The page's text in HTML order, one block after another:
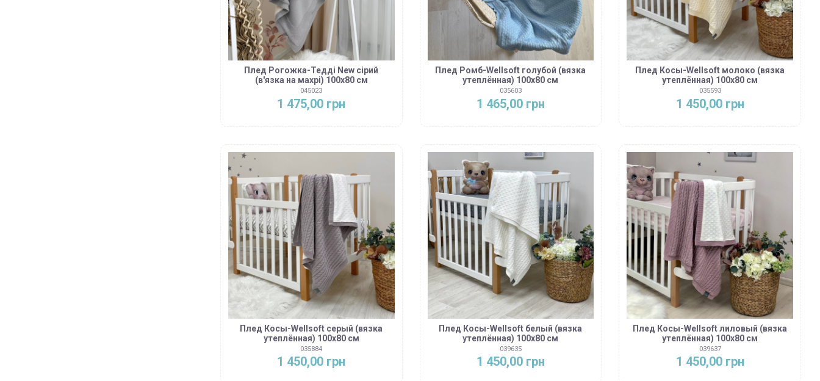
Плед Рогожка-Тедді New сірий
(в'язка на махрі) 100х80 см
045023
1 475,00 грн
Плед Ромб-Wellsoft голубой (вязка
утеплённая) 100х80 см
035603
1 465,00 грн
Плед Косы-Wellsoft молоко (вязка
утеплённая) 100х80 см
035593
1 450,00 грн
Плед Косы-Wellsoft серый (вязка
утеплённая) 100х80 см
035884
1 450,00 грн
Плед Косы-Wellsoft белый (вязка
утеплённая) 100х80 см
039635
1 450,00 грн
Плед Косы-Wellsoft лиловый (вязка
утеплённая) 100х80 см
039637
1 450,00 грн